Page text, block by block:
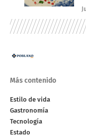
Más contenido
Estilo de vida
Gastronomía
Tecnología
Estado